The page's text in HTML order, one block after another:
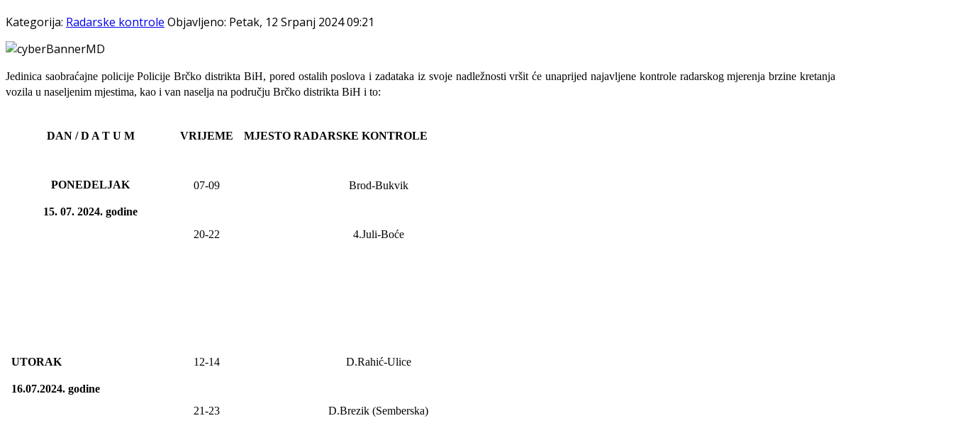
Kategorija: Radarske kontrole Objavljeno: Petak, 12 Srpanj 2024 09:21
Jedinica saobraćajne policije Policije Brčko distrikta BiH, pored ostalih poslova i zadataka iz svoje nadležnostivršit će unaprijed najavljenekontrole radarskog mjerenja brzine kretanja
vozila u naseljenim mjestima, kao i van naselja na području Brčko distrikta BiH i to:
DAN / D A T U M VRIJEME MJESTO RADARSKE KONTROLE
PONEDELJAK
15. 07. 2024. godine
07-09 Brod-Bukvik
20-22 4.Juli-Boće
UTORAK
16.07.2024. godine
12-14 D.Rahić-Ulice
21-23 D.Brezik (Semberska)